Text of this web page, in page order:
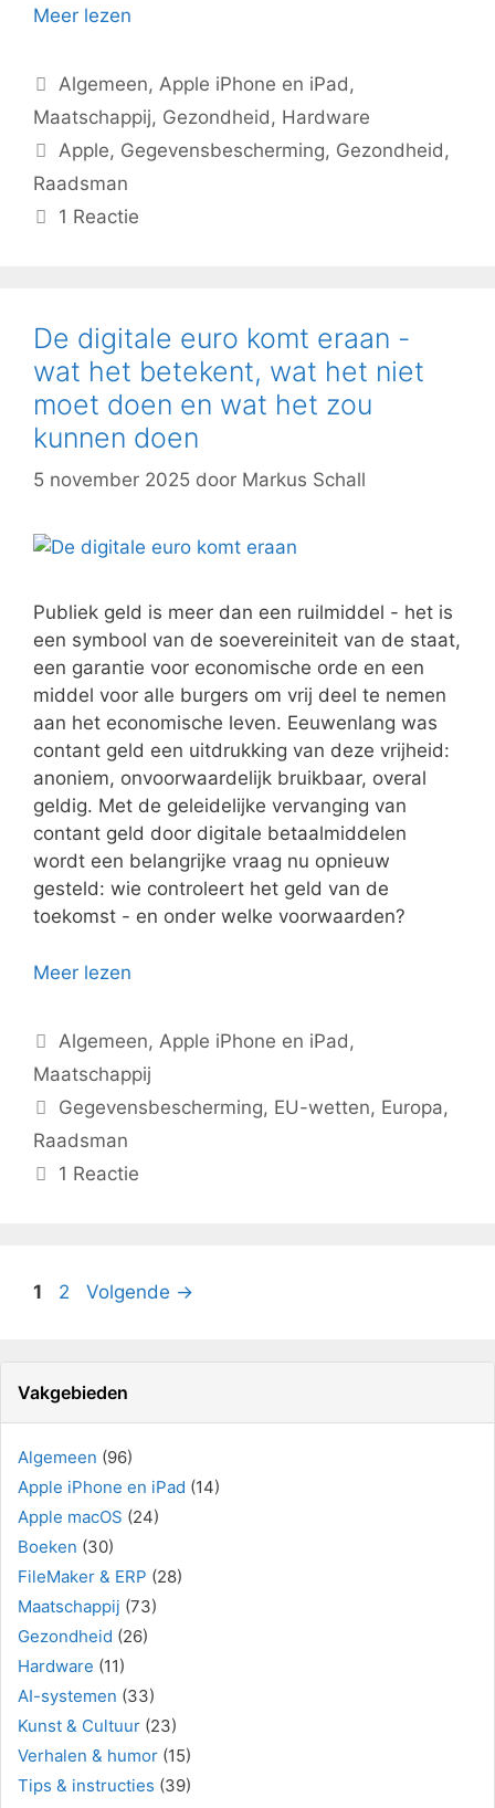
Meer lezen
Categorieën
Algemeen, Apple iPhone en iPad ,
Maatschappij, Gezondheid , Hardware
Tags
Apple, Gegevensbescherming, Gezondheid ,
Raadsman
1 Reactie
De digitale euro komt eraan -
wat het betekent, wat het niet
moet doen en wat het zou
kunnen doen
5 november 2025 door Markus Schall
Publiek geld is meer dan een ruilmiddel - het is
een symbool van de soevereiniteit van de staat,
een garantie voor economische orde en een
middel voor alle burgers om vrij deel te nemen
aan het economische leven. Eeuwenlang was
contant geld een uitdrukking van deze vrijheid:
anoniem, onvoorwaardelijk bruikbaar, overal
geldig. Met de geleidelijke vervanging van
contant geld door digitale betaalmiddelen
wordt een belangrijke vraag nu opnieuw
gesteld: wie controleert het geld van de
toekomst - en onder welke voorwaarden?
Meer lezen
Categorieën
Algemeen, Apple iPhone en iPad ,
Maatschappij
Tags
Gegevensbescherming, EU-wetten, Europa,
Raadsman
1 Reactie
Pagina
1 Pagina
2 Volgende →
Vakgebieden
Algemeen (96)
Apple iPhone en iPad (14)
Apple macOS (24)
Boeken (30)
FileMaker & ERP (28)
Maatschappij (73)
Gezondheid (26)
Hardware (11)
AI-systemen (33)
Kunst & Cultuur (23)
Verhalen & humor (15)
Tips & instructies (39)